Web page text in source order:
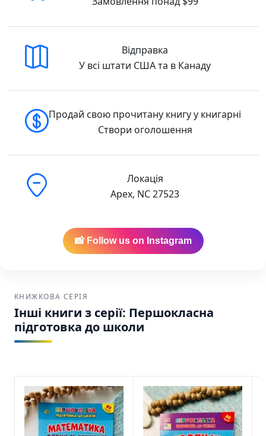
Відправка
У всі штати США та в Канаду
Продай свою прочитану книгу у книгарні
Створи оголошення
Локація
Apex, NC 27523
📸 Follow us on Instagram
КНИЖКОВА СЕРІЯ
Інші книги з серії: Першокласна
підготовка до школи